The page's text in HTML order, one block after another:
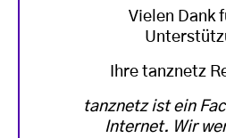
Vielen Dank
Ihre tanznetz
tanznetz ist ein
Internet. Wir